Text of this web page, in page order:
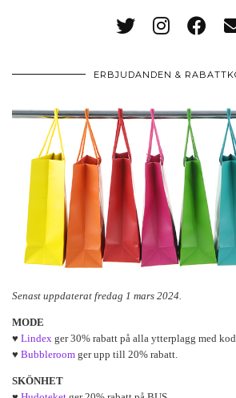
ERBJUDANDEN &
Senast uppdaterat fredag 1 mars 2024.
MODE
♥ Lindex ger 30% rabatt på alla ytterplagg med
♥ Bubbleroom ger upp till 20% rabatt.
SKÖNHET